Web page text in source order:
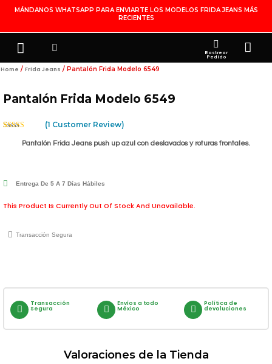
Contenido
MÁNDANOS WHATSAPP PARA ENVIARTE LOS MODELOS FRIDA JEANS MÁS
RECIENTES
MenuSearch Rastrear
Pedido
Home / Frida Jeans / Pantalón Frida Modelo 6549
Pantalón Frida Modelo 6549
Out Of 5
(1 Customer Review)
Pantalón Frida Jeans push up azul con deslavados y roturas frontales.
Entrega De 5 A 7 Días Hábiles
This Product Is Currently Out Of Stock And Unavailable.
Transacción Segura
Transacción
Segura
Envíos a todo
México
Política de
devoluciones
Valoraciones de la Tienda